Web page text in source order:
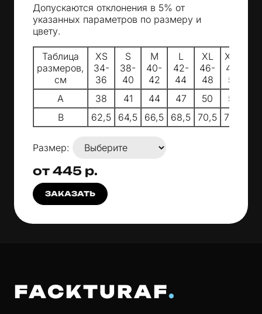
Допускаются отклонения в 5% от
указанных параметров по размеру и
цвету.
Таблица
размеров,
см
XS
34-
36
S
38-
40
M
40-
42
L
42-
44
XL
46-
48
XXL
48-
50
A
38 41 44 47 50
53
B
62,5 64,5 66,5 68,5 70,5 72,5
Размер:
от 445 р.
ЗАКАЗАТЬ
FACKTURAF